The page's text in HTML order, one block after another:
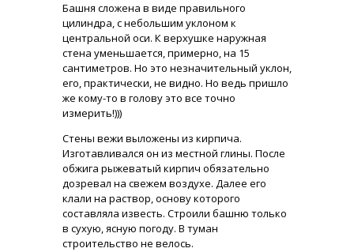
Башня сложена в виде правильного
цилиндра, с небольшим уклоном к
центральной оси. К верхушке наружная
стена уменьшается, примерно, на 15
сантиметров. Но это незначительный уклон,
его, практически, не видно. Но ведь пришло
же кому-то в голову это все точно
измерить!)))
Стены вежи выложены из кирпича.
Изготавливался он из местной глины. После
обжига рыжеватый кирпич обязательно
дозревал на свежем воздухе. Далее его
клали на раствор, основу которого
составляла известь. Строили башню только
в сухую, ясную погоду. В туман
строительство не велось.